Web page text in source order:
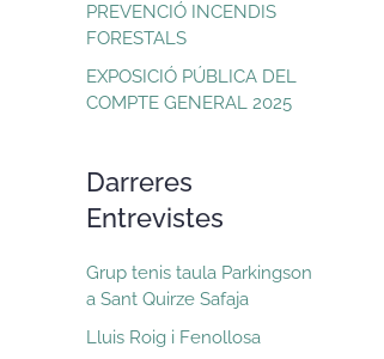
PREVENCIÓ INCENDIS
FORESTALS
EXPOSICIÓ PÚBLICA DEL
COMPTE GENERAL 2025
Darreres
Entrevistes
Grup tenis taula Parkingson
a Sant Quirze Safaja
Lluis Roig i Fenollosa